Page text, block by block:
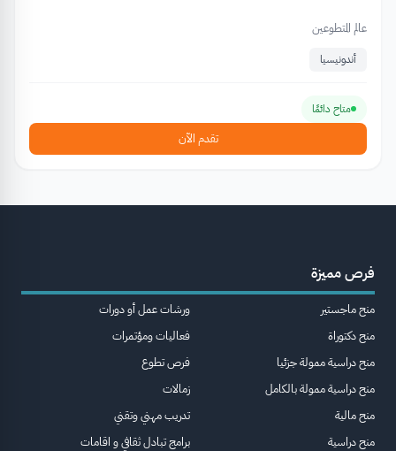
عالم المتطوعين
أندونيسيا
متاح دائمًا
تقدم الآن
فرص مميزة
منح ماجستير
منح دكتوراة
منح دراسية ممولة جزئيا
منح دراسية ممولة بالكامل
منح مالية
منح دراسية
ورشات عمل أو دورات
فعاليات ومؤتمرات
فرص تطوع
زمالات
تدريب مهني وتقني
برامج تبادل ثقافي و اقامات